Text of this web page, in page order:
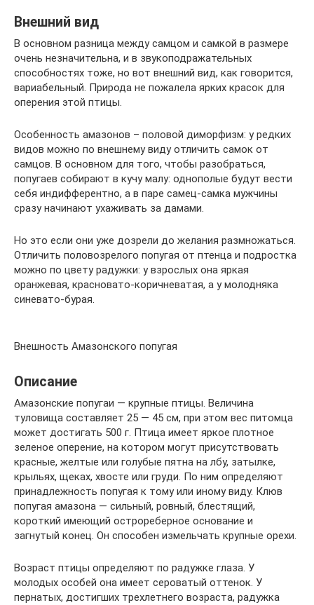
Внешний вид
В основном разница между самцом и самкой в размере
очень незначительна, и в звукоподражательных
способностях тоже, но вот внешний вид, как говорится,
вариабельный. Природа не пожалела ярких красок для
оперения этой птицы.
Особенность амазонов – половой диморфизм: у редких
видов можно по внешнему виду отличить самок от
самцов. В основном для того, чтобы разобраться,
попугаев собирают в кучу малу: однополые будут вести
себя индифферентно, а в паре самец-самка мужчины
сразу начинают ухаживать за дамами.
Но это если они уже дозрели до желания размножаться.
Отличить половозрелого попугая от птенца и подростка
можно по цвету радужки: у взрослых она яркая
оранжевая, красновато-коричневатая, а у молодняка
синевато-бурая.
Внешность Амазонского попугая
Описание
Амазонские попугаи — крупные птицы. Величина
туловища составляет 25 — 45 см, при этом вес питомца
может достигать 500 г. Птица имеет яркое плотное
зеленое оперение, на котором могут присутствовать
красные, желтые или голубые пятна на лбу, затылке,
крыльях, щеках, хвосте или груди. По ним определяют
принадлежность попугая к тому или иному виду. Клюв
попугая амазона — сильный, ровный, блестящий,
короткий имеющий острореберное основание и
загнутый конец. Он способен измельчать крупные орехи.
Возраст птицы определяют по радужке глаза. У
молодых особей она имеет сероватый оттенок. У
пернатых, достигших трехлетнего возраста, радужка